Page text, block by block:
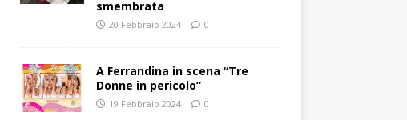
smembrata
20 Febbraio 2024 0
A Ferrandina in scena “Tre
Donne in pericolo”
19 Febbraio 2024 0